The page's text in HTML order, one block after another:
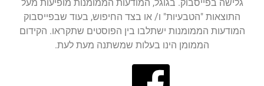
גלישה בפייסבוק. בגוגל, המודעות הממומנות מופיעות מעל
התוצאות "הטבעיות" ו/ או בצד החיפוש, בעוד שבפייסבוק
המודעות הממומנות ישתלבו בין הפוסטים שתקראו. הקידום
הממומן הינו בעלות שמשתנה מעת לעת.